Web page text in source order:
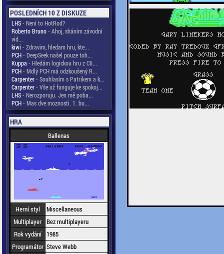
POSLEDNÍCH 10 Z DISKUZE
LHS- Není to HotRod?
Roberto Bruno- Ahoj, sháním závodní
vid...
kiwi - Zdravim, hledam hru, kte...
PCH- DeepSeek našel pouze toh...
Kuppa - Hledám logickou hru z C6...
PCH- Mdlý PCH má odzkoušený R...
Carpenter- Souhlasím s Patrikem a k...
Carpenter- Vše už funguje ke spokoj...
LHS- Nerozporuju. Jen mě poba...
PCH- Mas dve moznosti. 1. bu...
HRA
Ballenas
Herní styl
Miscellaneous
Multiplayer Bez multiplayeru
Rok vydání
1985
Programátor Steve Webb